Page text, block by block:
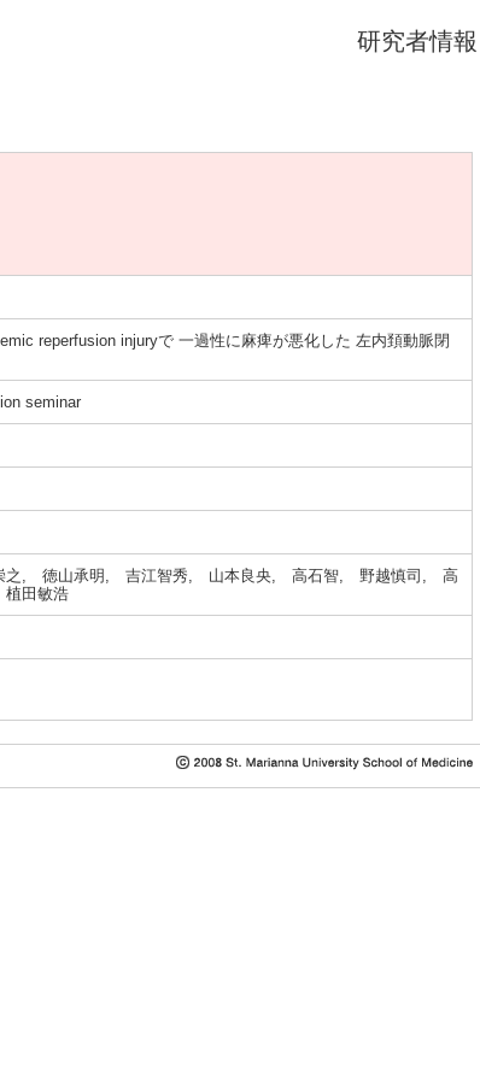
研究者情報
reperfusion injuryで 一過性に麻痺が悪化した 左内頚動脈閉
seminar
之, 徳山承明, 吉江智秀, 山本良央, 高石智, 野越慎司, 高
田敏浩